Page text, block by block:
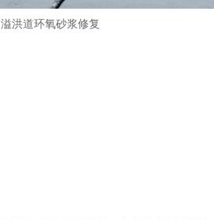
溢洪道环氧砂浆修复